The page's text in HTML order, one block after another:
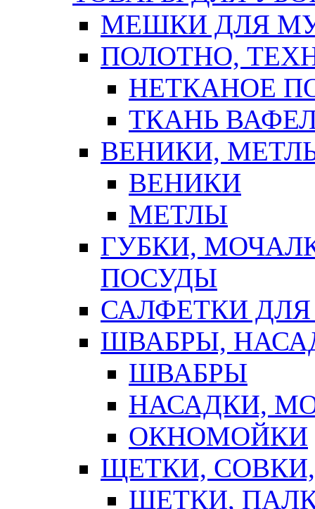
МЕШКИ ДЛЯ
ПОЛОТНО,
НЕТКАНОЕ
ТКАНЬ
ВЕНИКИ,
ВЕНИКИ
МЕТЛЫ
ГУБКИ,
ПОСУДЫ
САЛФЕТКИ
ШВАБРЫ,
ШВАБРЫ
НАСАДКИ,
ОКНОМОЙКИ
ЩЕТКИ,
ЩЕТКИ,